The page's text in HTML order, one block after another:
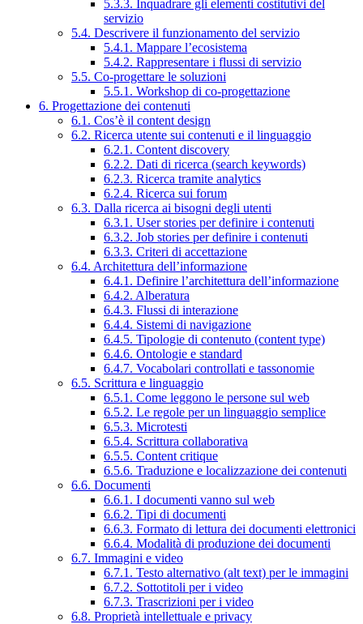
5.3.3. Inquadrare gli elementi costitutivi del
servizio
5.4. Descrivere il funzionamento del servizio
5.4.1. Mappare l’ecosistema
5.4.2. Rappresentare i flussi di servizio
5.5. Co-progettare le soluzioni
5.5.1. Workshop di co-progettazione
6. Progettazione dei contenuti
6.1. Cos’è il content design
6.2. Ricerca utente sui contenuti e il linguaggio
6.2.1. Content discovery
6.2.2. Dati di ricerca (search keywords)
6.2.3. Ricerca tramite analytics
6.2.4. Ricerca sui forum
6.3. Dalla ricerca ai bisogni degli utenti
6.3.1. User stories per definire i contenuti
6.3.2. Job stories per definire i contenuti
6.3.3. Criteri di accettazione
6.4. Architettura dell’informazione
6.4.1. Definire l’architettura dell’informazione
6.4.2. Alberatura
6.4.3. Flussi di interazione
6.4.4. Sistemi di navigazione
6.4.5. Tipologie di contenuto (content type)
6.4.6. Ontologie e standard
6.4.7. Vocabolari controllati e tassonomie
6.5. Scrittura e linguaggio
6.5.1. Come leggono le persone sul web
6.5.2. Le regole per un linguaggio semplice
6.5.3. Microtesti
6.5.4. Scrittura collaborativa
6.5.5. Content critique
6.5.6. Traduzione e localizzazione dei contenuti
6.6. Documenti
6.6.1. I documenti vanno sul web
6.6.2. Tipi di documenti
6.6.3. Formato di lettura dei documenti elettronici
6.6.4. Modalità di produzione dei documenti
6.7. Immagini e video
6.7.1. Testo alternativo (alt text) per le immagini
6.7.2. Sottotitoli per i video
6.7.3. Trascrizioni per i video
6.8. Proprietà intellettuale e privacy